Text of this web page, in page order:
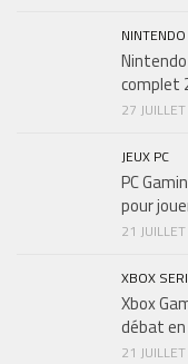
complet
27
JEUX PC
PC
pour
21
XBOX
Xbox
débat
21